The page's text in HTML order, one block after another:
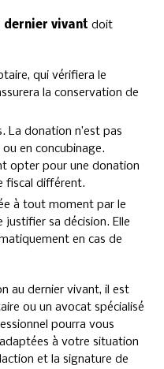
dernier vivant doit
qui vérifiera le
la conservation de
La donation n’est pas
en concubinage.
opter pour une donation
fiscal différent.
à tout moment par le
justifier sa décision. Elle
en cas de
au dernier vivant, il est
ou un avocat spécialisé
pourra vous
à votre situation
et la signature de